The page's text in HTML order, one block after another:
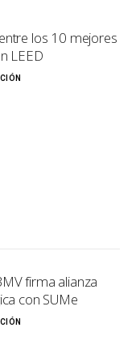
los 10 mejores
LEED
firma alianza
con SUMe